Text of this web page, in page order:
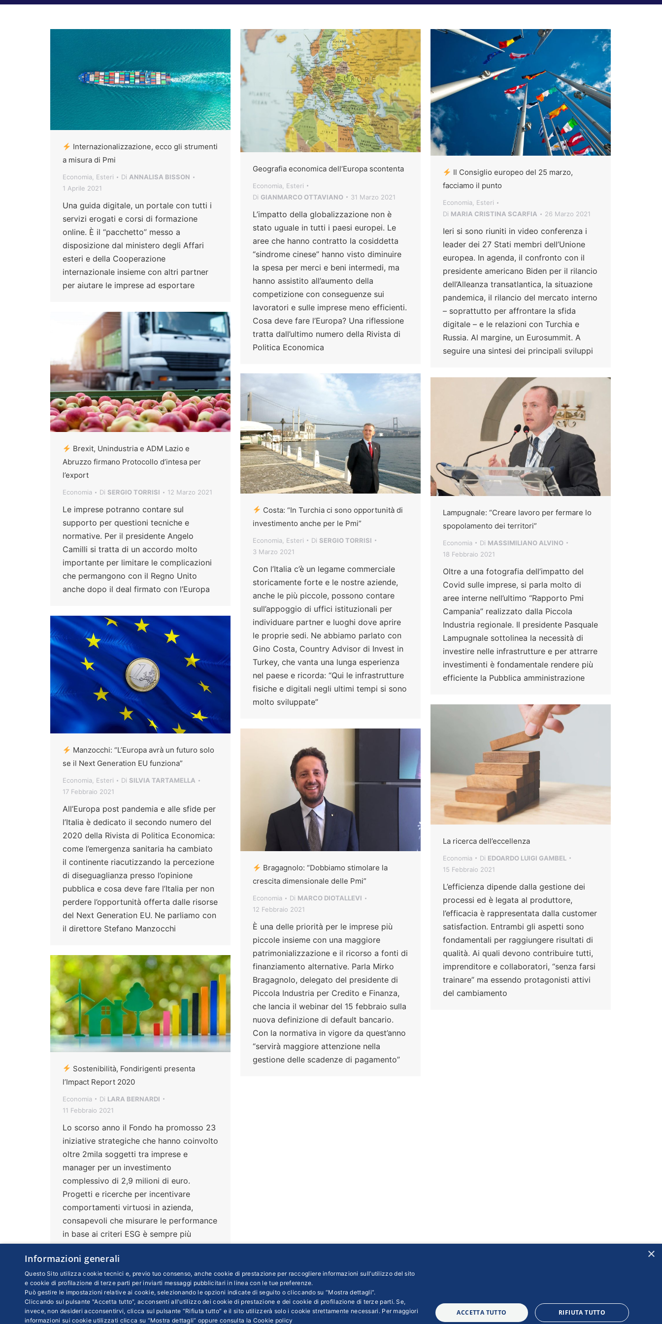
Internazionalizzazione, ecco gli strumenti
a misura di Pmi
Economia, Esteri Di ANNALISA BISSON
1 Aprile 2021
Una guida digitale, un portale con tutti i
servizi erogati e corsi di formazione
online. È il “pacchetto” messo a
disposizione dal ministero degli Affari
esteri e della Cooperazione
internazionale insieme con altri partner
per aiutare le imprese ad esportare
Geografia economica dell’Europa scontenta
Economia
Esteri
Di GIANMARCO OTTAVIANO 31 Marzo 2021
L’impatto della globalizzazione non è
stato uguale in tutti i paesi europei. Le
aree che hanno contratto la cosiddetta
“sindrome cinese” hanno visto diminuire
la spesa per merci e beni intermedi, ma
hanno assistito all’aumento della
competizione con conseguenze sui
lavoratori e sulle imprese meno efficienti.
Cosa deve fare l’Europa? Una riflessione
tratta dall’ultimo numero della Rivista di
Politica Economica
Il Consiglio europeo del 25 marzo,
facciamo il punto
Economia, Esteri
Di MARIA CRISTINA SCARFIA 26 Marzo 2021
Ieri si sono riuniti in video conferenza i
leader dei 27 Stati membri dell’Unione
europea. In agenda, il confronto con il
presidente americano Biden per il rilancio
dell’Alleanza transatlantica, la situazione
pandemica, il rilancio del mercato interno
– soprattutto per affrontare la sfida
digitale – e le relazioni con Turchia e
Russia. Al margine, un Eurosummit. A
seguire una sintesi dei principali sviluppi
Brexit, Unindustria e ADM Lazio e
Abruzzo firmano Protocollo d’intesa per
l’export
Economia Di SERGIO TORRISI 12 Marzo 2021
Le imprese potranno contare sul
supporto per questioni tecniche e
normative. Per il presidente Angelo
Camilli si tratta di un accordo molto
importante per limitare le complicazioni
che permangono con il Regno Unito
anche dopo il deal firmato con l’Europa
Costa: “In Turchia ci sono opportunità di
investimento anche per le Pmi”
Economia Esteri Di SERGIO TORRISI
3 Marzo 2021
Con l’Italia c’è un legame commerciale
storicamente forte e le nostre aziende,
anche le più piccole, possono contare
sull’appoggio di uffici istituzionali per
individuare partner e luoghi dove aprire
le proprie sedi. Ne abbiamo parlato con
Gino Costa, Country Advisor di Invest in
Turkey, che vanta una lunga esperienza
nel paese e ricorda: “Qui le infrastrutture
fisiche e digitali negli ultimi tempi si sono
molto sviluppate”
Lampugnale: “Creare lavoro per fermare lo
spopolamento dei territori”
Economia Di MASSIMILIANO ALVINO
18 Febbraio 2021
Oltre a una fotografia dell’impatto del
Covid sulle imprese, si parla molto di
aree interne nell’ultimo “Rapporto Pmi
Campania” realizzato dalla Piccola
Industria regionale. Il presidente Pasquale
Lampugnale sottolinea la necessità di
investire nelle infrastrutture e per attrarre
investimenti è fondamentale rendere più
efficiente la Pubblica amministrazione
Manzocchi: “L’Europa avrà un futuro solo
se il Next Generation EU funziona”
Economia Esteri Di SILVIA TARTAMELLA
17 Febbraio 2021
All’Europa post pandemia e alle sfide per
l’Italia è dedicato il secondo numero del
2020 della Rivista di Politica Economica:
come l’emergenza sanitaria ha cambiato
il continente riacutizzando la percezione
di diseguaglianza presso l’opinione
pubblica e cosa deve fare l’Italia per non
perdere l’opportunità offerta dalle risorse
del Next Generation EU. Ne parliamo con
il direttore Stefano Manzocchi
La ricerca dell’eccellenza
Economia Di EDOARDO LUIGI GAMBEL
15 Febbraio 2021
L’efficienza dipende dalla gestione dei
processi ed è legata al produttore,
l’efficacia è rappresentata dalla customer
satisfaction. Entrambi gli aspetti sono
fondamentali per raggiungere risultati di
qualità. Ai quali devono contribuire tutti,
imprenditore e collaboratori, “senza farsi
trainare” ma essendo protagonisti attivi
del cambiamento
Bragagnolo: “Dobbiamo stimolare la
crescita dimensionale delle Pmi”
Economia Di MARCO DIOTALLEVI
12 Febbraio 2021
È una delle priorità per le imprese più
piccole insieme con una maggiore
patrimonializzazione e il ricorso a fonti di
finanziamento alternative. Parla Mirko
Bragagnolo, delegato del presidente di
Piccola Industria per Credito e Finanza,
che lancia il webinar del 15 febbraio sulla
nuova definizione di default bancario.
Con la normativa in vigore da quest’anno
“servirà maggiore attenzione nella
gestione delle scadenze di pagamento”
Sostenibilità, Fondirigenti presenta
l’Impact Report 2020
Economia Di LARA BERNARDI
11 Febbraio 2021
Lo scorso anno il Fondo ha promosso 23
iniziative strategiche che hanno coinvolto
oltre 2mila soggetti tra imprese e
manager per un investimento
complessivo di 2,9 milioni di euro.
Progetti e ricerche per incentivare
comportamenti virtuosi in azienda,
consapevoli che misurare le performance
in base ai criteri ESG è sempre più
importante anche per attrarre
investimenti
← 1 … 18 19 20 21 22 … 50 →
×
Informazioni generali
Questo Sito utilizza cookie tecnici e, previo tuo consenso, anche cookie di prestazione per raccogliere informazioni sull’utilizzo del sito
e cookie di profilazione di terze parti per inviarti messaggi pubblicitari in linea con le tue preferenze.
Può gestire le impostazioni relative ai cookie, selezionando le opzioni indicate di seguito o cliccando su “Mostra dettagli”.
Cliccando sul pulsante "Accetta tutto", acconsenti all'utilizzo dei cookie di prestazione e dei cookie di profilazione di terze parti. Se,
invece, non desideri acconsentirvi, clicca sul pulsante “Rifiuta tutto” e il sito utilizzerà solo i cookie strettamente necessari. Per maggiori
informazioni sui cookie utilizzati clicca su “Mostra dettagli” oppure consulta la Cookie policy
ACCETTA TUTTO RIFIUTA TUTTO